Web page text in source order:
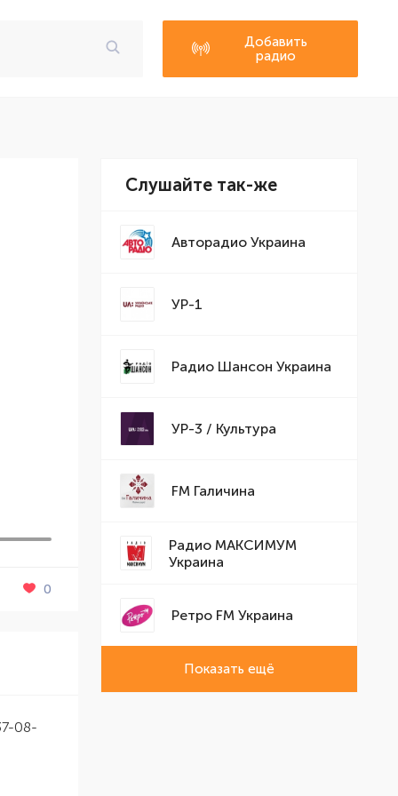
Добавить
радио
0
08-
Слушайте так-же
Авторадио Украина
УР-1
Радио Шансон Украина
УР-3 / Культура
FM Галичина
Радио МАКСИМУМ
Украина
Ретро FM Украина
Показать ещё